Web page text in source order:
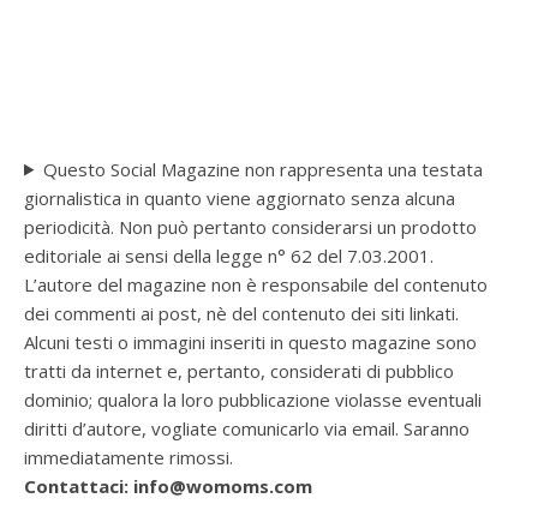
Questo Social Magazine non rappresenta una testata
giornalistica in quanto viene aggiornato senza alcuna
periodicità. Non può pertanto considerarsi un prodotto
editoriale ai sensi della legge n° 62 del 7.03.2001.
L’autore del magazine non è responsabile del contenuto
dei commenti ai post, nè del contenuto dei siti linkati.
Alcuni testi o immagini inseriti in questo magazine sono
tratti da internet e, pertanto, considerati di pubblico
dominio; qualora la loro pubblicazione violasse eventuali
diritti d’autore, vogliate comunicarlo via email. Saranno
immediatamente rimossi.
Contattaci: info@womoms.com